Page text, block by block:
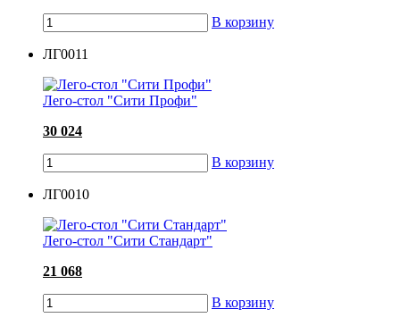
В корзину
ЛГ0011
Лего-стол "Сити Профи"
30 024
В корзину
ЛГ0010
Лего-стол "Сити Стандарт"
21 068
В корзину